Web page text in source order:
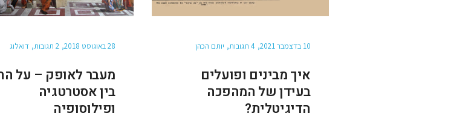
10 בדצמבר 2021 4 תגובות יותם הכהן
איך מבינים ופועלים
בעידן של המהפכה
הדיגיטלית?
28 באוגוסט 2018 2 תגובות דואלוג
מעבר לאופק – על
בין אסטרטגיה
ופילוסופיה